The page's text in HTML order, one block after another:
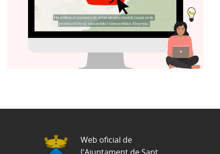
Web oficial de